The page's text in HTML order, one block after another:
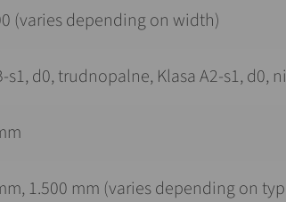
(varies depending on width)
s1, d0, trudnopalne, Klasa A2-s1, d0,
1.500 mm (varies depending on